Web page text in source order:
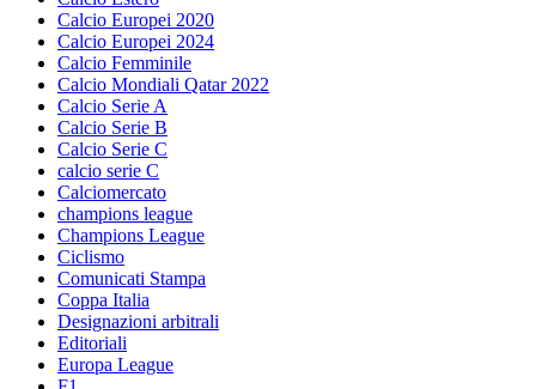
Calcio Europei 2020
Calcio Europei 2024
Calcio Femminile
Calcio Mondiali Qatar 2022
Calcio Serie A
Calcio Serie B
Calcio Serie C
calcio serie C
Calciomercato
champions league
Champions League
Ciclismo
Comunicati Stampa
Coppa Italia
Designazioni arbitrali
Editoriali
Europa League